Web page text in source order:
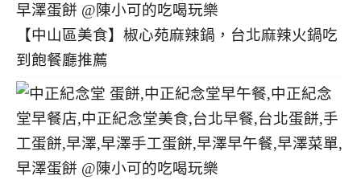
【中山區美食】椒心苑麻辣鍋，台北麻辣火鍋吃
到飽餐廳推薦